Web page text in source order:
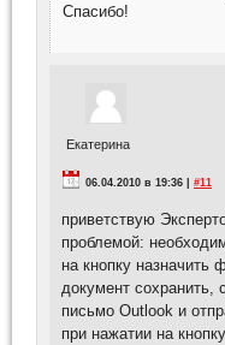
Спасибо!
Екатерина
06.04.2010 в 19:36 | #11
приветствую
проблемой:
на кнопку назначить
документ
письмо Outlook и
при нажатии на